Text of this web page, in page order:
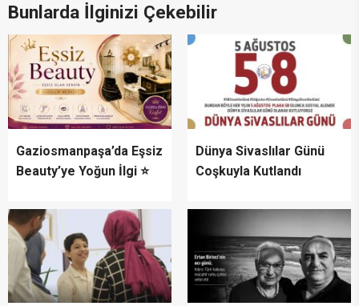
Bunlarda İlginizi Çekebilir
Gaziosmanpaşa’da Eşsiz
Beauty’ye Yoğun İlgi ⭐
Dünya Sivaslılar Günü
Coşkuyla Kutlandı